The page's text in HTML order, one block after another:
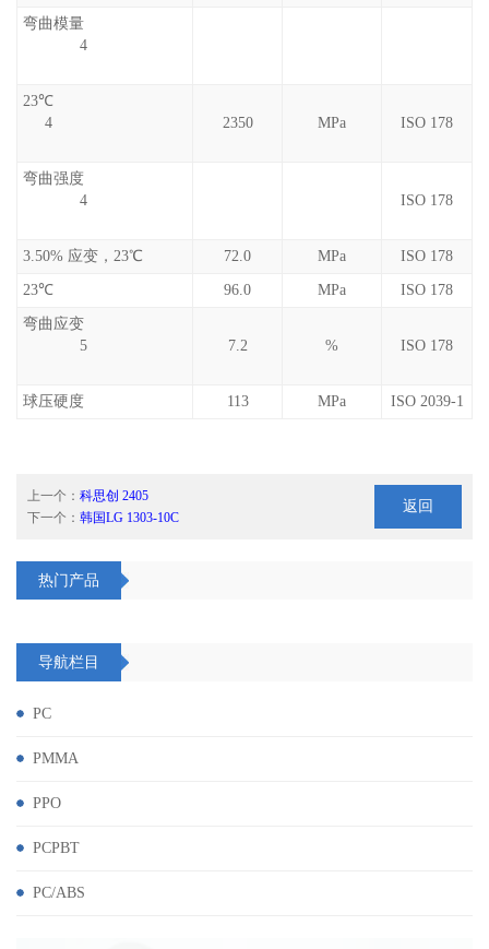
弯曲模量
4
23℃
4
2350 MPa ISO 178
弯曲强度
4
ISO 178
3.50% 应变，23℃ 72.0 MPa ISO 178
23℃ 96.0 MPa ISO 178
弯曲应变
5
7.2 % ISO 178
球压硬度 113 MPa ISO 2039-1
上一个： 科思创 2405
下一个： 韩国LG 1303-10C
返回
热门产品
导航栏目
PC
PMMA
PPO
PCPBT
PC/ABS